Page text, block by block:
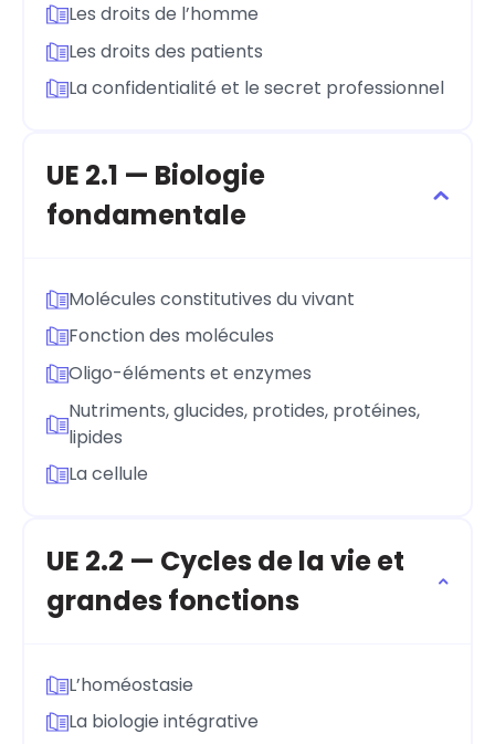
Les droits de l’homme
Les droits des patients
La confidentialité et le secret professionnel
UE 2.1 — Biologie
fondamentale
Molécules constitutives du vivant
Fonction des molécules
Oligo-éléments et enzymes
Nutriments, glucides, protides, protéines,
lipides
La cellule
UE 2.2 — Cycles de la vie et
grandes fonctions
L’homéostasie
La biologie intégrative